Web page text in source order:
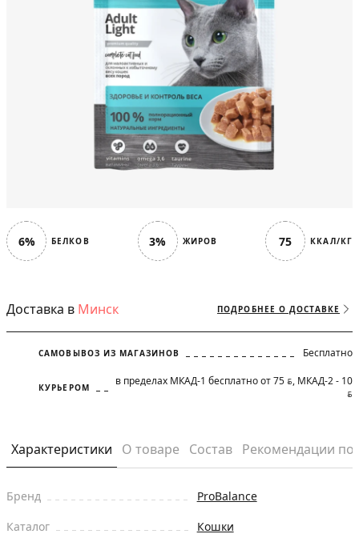
6% БЕЛКОВ 3% ЖИРОВ 75 ККАЛ/КГ
Доставка в Минск ПОДРОБНЕЕ О ДОСТАВКЕ
САМОВЫВОЗ ИЗ МАГАЗИНОВ Бесплатно
КУРЬЕРОМ в пределах МКАД-1 бесплатно от 75 BYN, МКАД-2 - 10
BYN
Характеристики О товаре Состав Рекомендации
Бренд
ProBalance
Каталог
Кошки